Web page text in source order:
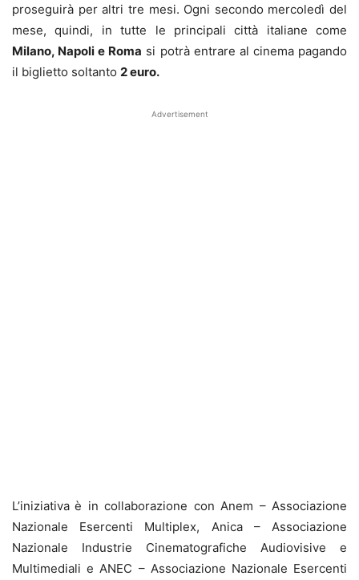
proseguirà per altri tre mesi. Ogni secondo mercoledì del
mese, quindi, in tutte le principali città italiane come
Milano, Napoli e Roma si potrà entrare al cinema pagando
il biglietto soltanto 2 euro.
Advertisement
L’iniziativa è in collaborazione con Anem – Associazione
Nazionale Esercenti Multiplex, Anica – Associazione
Nazionale Industrie Cinematografiche Audiovisive e
Multimediali e ANEC – Associazione Nazionale Esercenti